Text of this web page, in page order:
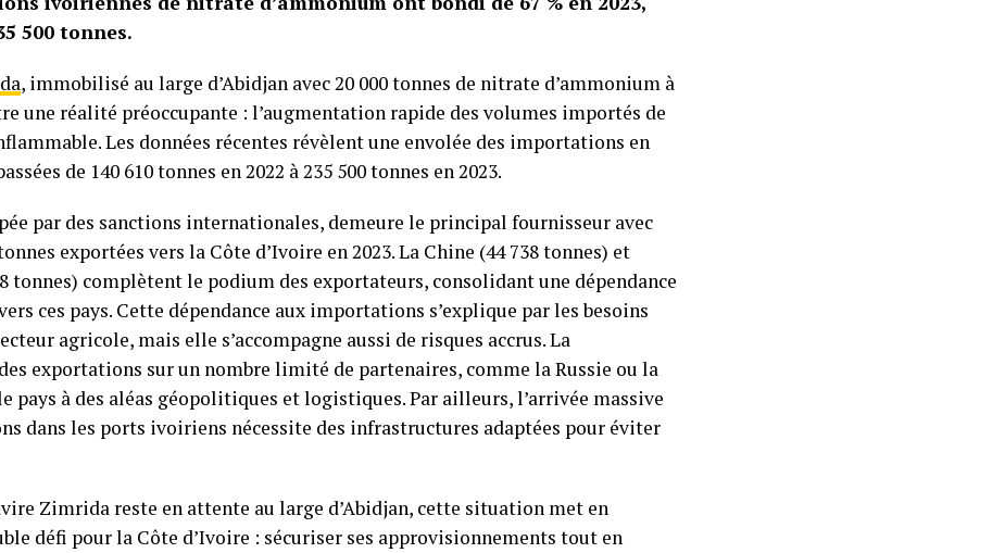
500 tonnes.
, immobilisé au large d’Abidjan avec 20 000 tonnes de nitrate d’ammonium à
une réalité préoccupante : l’augmentation rapide des volumes importés de
Les données récentes révèlent une envolée des importations en
de 140 610 tonnes en 2022 à 235 500 tonnes en 2023.
par des sanctions internationales, demeure le principal fournisseur avec
exportées vers la Côte d’Ivoire en 2023. La Chine (44 738 tonnes) et
tonnes) complètent le podium des exportateurs, consolidant une dépendance
ces pays. Cette dépendance aux importations s’explique par les besoins
agricole, mais elle s’accompagne aussi de risques accrus. La
exportations sur un nombre limité de partenaires, comme la Russie ou la
pays à des aléas géopolitiques et logistiques. Par ailleurs, l’arrivée massive
dans les ports ivoiriens nécessite des infrastructures adaptées pour éviter
Zimrida reste en attente au large d’Abidjan, cette situation met en
défi pour la Côte d’Ivoire : sécuriser ses approvisionnements tout en